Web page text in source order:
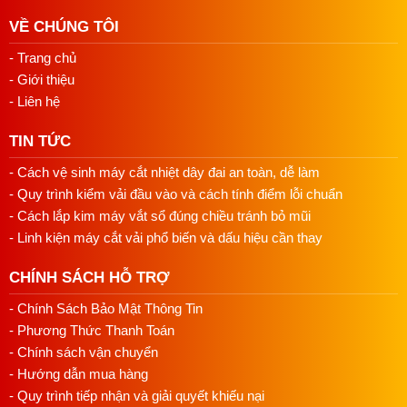
động cơ truyền động cơ học vẫn giữ vị trí quan trọng trong
nhiều công đoạn sản xuất không thể thiếu.
Máy may JUKI 8100E chính hãng có độ bền cao, thẩm mỹ
đẹp, hoạt động trơn tru êm ái và đường may sắc nét, phù
hợp cho tất cả các loại vải từ mỏng đến dày như voan, thun,
khaki, jean, v.v.
Tính Năng Nổi Bật
Độ Đáp Ứng Vượt Trội Với Vật Liệu May:
Máy may JUKI 8100E có khả năng điều chỉnh toàn diện các
thấp. Điều này giúp máy đáp ứng uyển chuyển với nhiều
loại vật liệu và tạo ra các đường may đẹp, chất lượng đồng
nhất.
Giảm Độ Rung Động và Tiếng Ồn:
Sử dụng cấu trúc khung máy được thiết kế nhằm đạt độ
VỀ CHÚNG TÔI
- Trang chủ
- Giới thiệu
- Liên hệ
TIN TỨC
- Cách vệ sinh máy cắt nhiệt dây đai an toàn, dễ làm
- Quy trình kiểm vải đầu vào và cách tính điểm lỗi chuẩn
- Cách lắp kim máy vắt sổ đúng chiều tránh bỏ mũi
- Linh kiện máy cắt vải phổ biến và dấu hiệu cần thay
CHÍNH SÁCH HỖ TRỢ
- Chính Sách Bảo Mật Thông Tin
- Phương Thức Thanh Toán
- Chính sách vận chuyển
- Hướng dẫn mua hàng
- Quy trình tiếp nhận và giải quyết khiếu nại